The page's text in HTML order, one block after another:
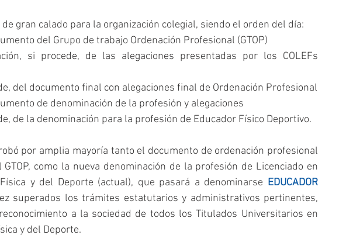
gran calado para la organización colegial, siendo el orden del día:
del Grupo de trabajo Ordenación Profesional (GTOP)
si procede, de las alegaciones presentadas por los COLEFs
de denominación de la profesión y alegaciones
de la denominación para la profesión de Educador Físico Deportivo.
por amplia mayoría tanto el documento de ordenación profesional
como la nueva denominación de la profesión de Licenciado en
y del Deporte (actual), que pasará a denominarse EDUCADOR
superados los trámites estatutarios y administrativos pertinentes,
a la sociedad de todos los Titulados Universitarios en
y del Deporte.